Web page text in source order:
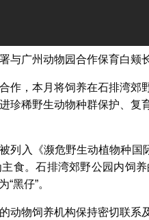
与广州动物园合作保育白颊
作，本月将饲养在石排湾郊
珍稀野生动物种群保护、复
列入《濒危野生动植物种
食。石排湾郊野公园内饲
黑仔”。
动物饲养机构保持密切联系